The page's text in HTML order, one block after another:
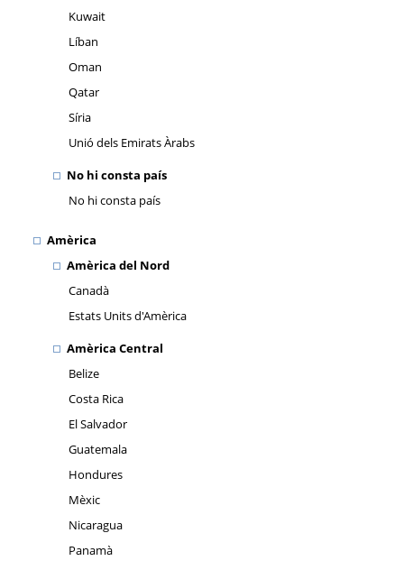
Kuwait
Líban
Oman
Qatar
Síria
Unió dels Emirats Àrabs
No hi consta país
No hi consta país
Amèrica
Amèrica del Nord
Canadà
Estats Units d'Amèrica
Amèrica Central
Belize
Costa Rica
El Salvador
Guatemala
Hondures
Mèxic
Nicaragua
Panamà